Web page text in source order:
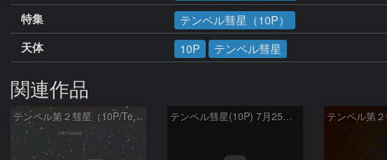
特集
テンペル彗星（10P）
天体
10P テンペル彗星
関連作品
テンペル第２彗星（10P/Tempel）8/5 テンペル彗星(10P) 7月25日 Seestar50 テンペル第